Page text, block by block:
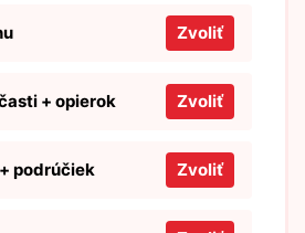
Zvoliť
+ opierok Zvoliť
podrúčiek Zvoliť